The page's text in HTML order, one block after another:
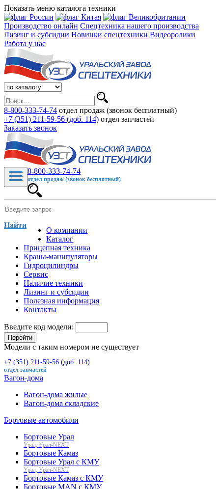
Показать меню каталога техники
Производство онлайн Спецтехника нашего производства
Лизинг и субсидии Новинки спецтехники Видеоролики
Работа у нас
8-800-333-74-74 отдел продаж (звонок бесплатный)
+7 (351) 211-59-56 (доб. 114) отдел запчастей
Заказать звонок
8-800-333-74-74
отдел продаж (звонок бесплатный)
Найти
О компании
Каталог
Прицепная техника
Краны-манипуляторы
Гидроцилиндры
Сервис
Наличие техники
Лизинг и субсидии
Полезная информация
Контакты
Введите код модели:
Перейти
Модели с таким номером не существует
+7 (351) 211-59-56 (доб. 114)
отдел запчастей
Вагон-дома
Вагон-дома жилые
Вагон-дома складские
Бортовые автомобили
Бортовые Урал
Урал, Урал-NEXT
Бортовые Камаз
Бортовые Урал с КМУ
Урал, Урал-NEXT
Бортовые Камаз с КМУ
Бортовые MAN с КМУ